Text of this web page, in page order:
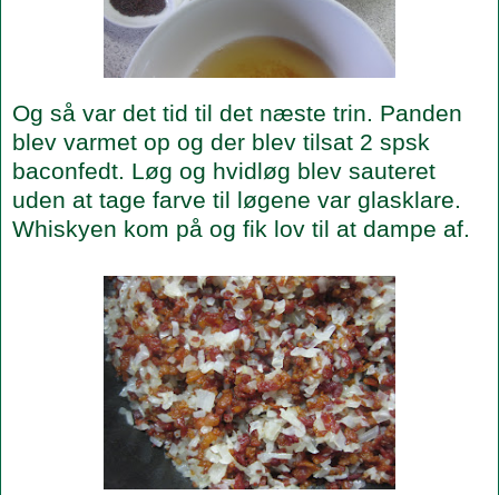
Og så var det tid til det næste trin. Panden
blev varmet op og der blev tilsat 2 spsk
baconfedt. Løg og hvidløg blev sauteret
uden at tage farve til løgene var glasklare.
Whiskyen kom på og fik lov til at dampe af.